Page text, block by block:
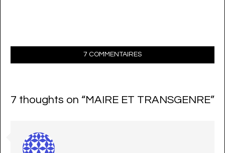
7 COMMENTAIRES
7 thoughts on “MAIRE ET TRANSGENRE”